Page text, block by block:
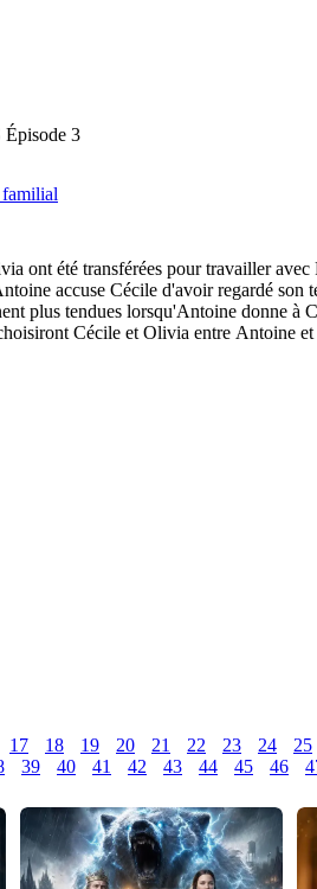
Épisode 3
ont été transférées pour travailler avec
accuse Cécile d'avoir regardé son
plus tendues lorsqu'Antoine donne à
Cécile et Olivia entre Antoine et
17 18 19 20 21 22 23 24 25
39 40 41 42 43 44 45 46